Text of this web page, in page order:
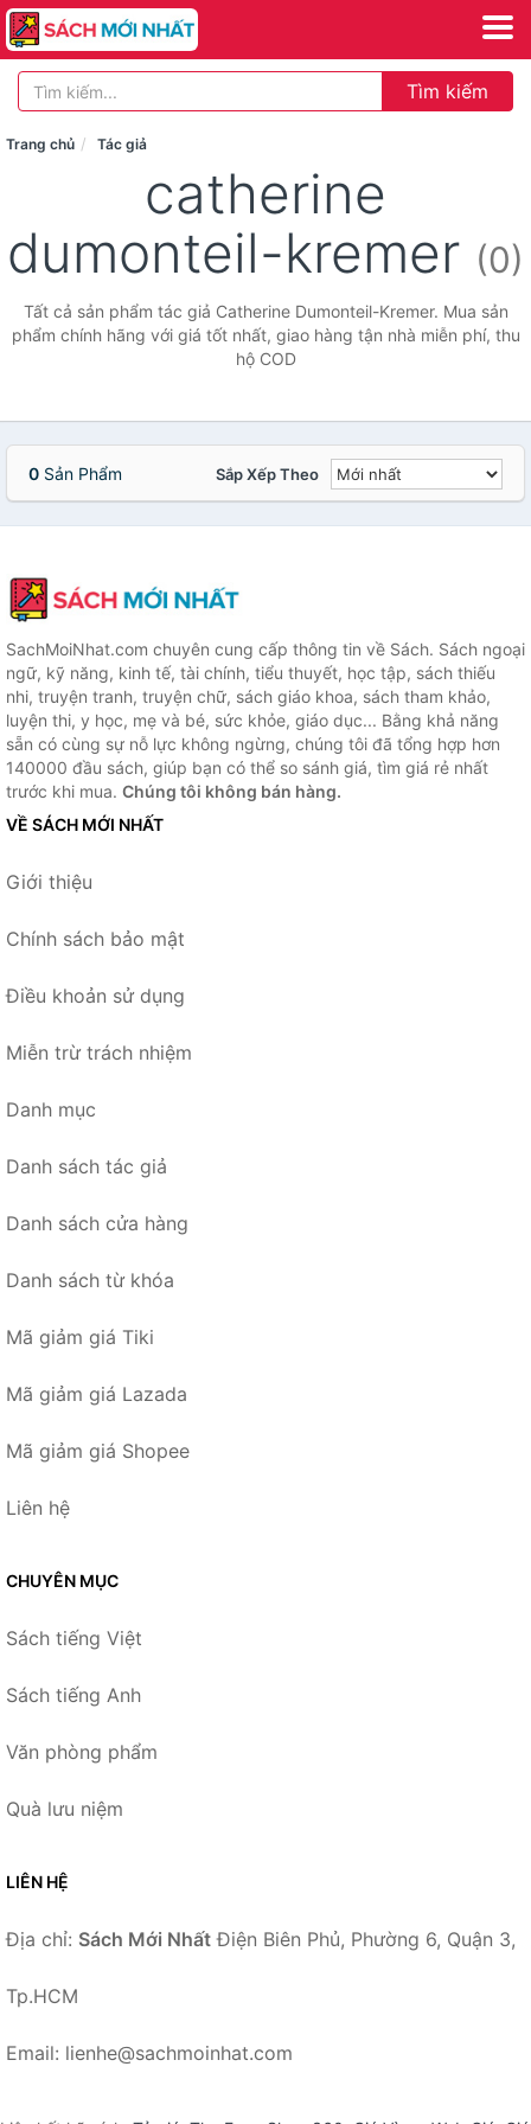
Tìm kiếm
Trang chủ Tác giả
catherine
dumonteil-kremer (0)
Tất cả sản phẩm tác giả Catherine Dumonteil-Kremer. Mua sản
phẩm chính hãng với giá tốt nhất, giao hàng tận nhà miễn phí, thu
hộ COD
0 Sản Phẩm Sắp Xếp Theo
SachMoiNhat.com chuyên cung cấp thông tin về Sách. Sách ngoại
ngữ, kỹ năng, kinh tế, tài chính, tiểu thuyết, học tập, sách thiếu
nhi, truyện tranh, truyện chữ, sách giáo khoa, sách tham khảo,
luyện thi, y học, mẹ và bé, sức khỏe, giáo dục... Bằng khả năng
sẵn có cùng sự nỗ lực không ngừng, chúng tôi đã tổng hợp hơn
140000 đầu sách, giúp bạn có thể so sánh giá, tìm giá rẻ nhất
trước khi mua. Chúng tôi không bán hàng.
VỀ SÁCH MỚI NHẤT
Giới thiệu
Chính sách bảo mật
Điều khoản sử dụng
Miễn trừ trách nhiệm
Danh mục
Danh sách tác giả
Danh sách cửa hàng
Danh sách từ khóa
Mã giảm giá Tiki
Mã giảm giá Lazada
Mã giảm giá Shopee
Liên hệ
CHUYÊN MỤC
Sách tiếng Việt
Sách tiếng Anh
Văn phòng phẩm
Quà lưu niệm
LIÊN HỆ
Địa chỉ: Sách Mới Nhất Điện Biên Phủ, Phường 6, Quận 3,
Tp.HCM
Email: lienhe@sachmoinhat.com